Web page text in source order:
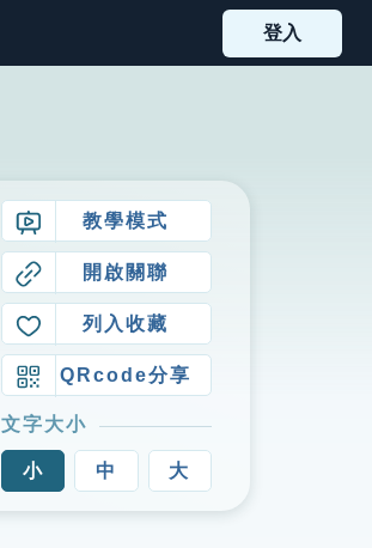
登入
教學模式
開啟關聯
列入收藏
QRcode分享
文字大小
小 中 大